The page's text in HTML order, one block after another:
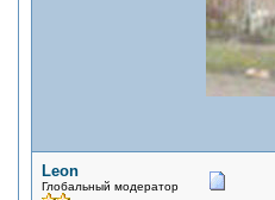
Leon
Глобальный модератор